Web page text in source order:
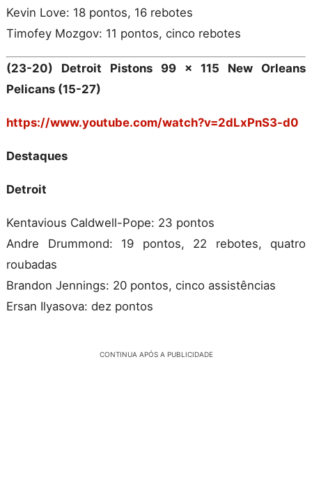
Kevin Love: 18 pontos, 16 rebotes
Timofey Mozgov: 11 pontos, cinco rebotes
(23-20) Detroit Pistons 99 x 115 New Orleans
Pelicans (15-27)
https://www.youtube.com/watch?v=2dLxPnS3-d0
Destaques
Detroit
Kentavious Caldwell-Pope: 23 pontos
Andre Drummond: 19 pontos, 22 rebotes, quatro
roubadas
Brandon Jennings: 20 pontos, cinco assistências
Ersan Ilyasova: dez pontos
CONTINUA APÓS A PUBLICIDADE